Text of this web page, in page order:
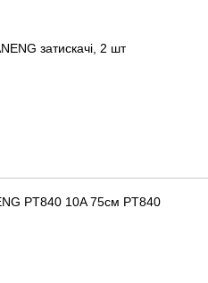
затискачі, 2 шт